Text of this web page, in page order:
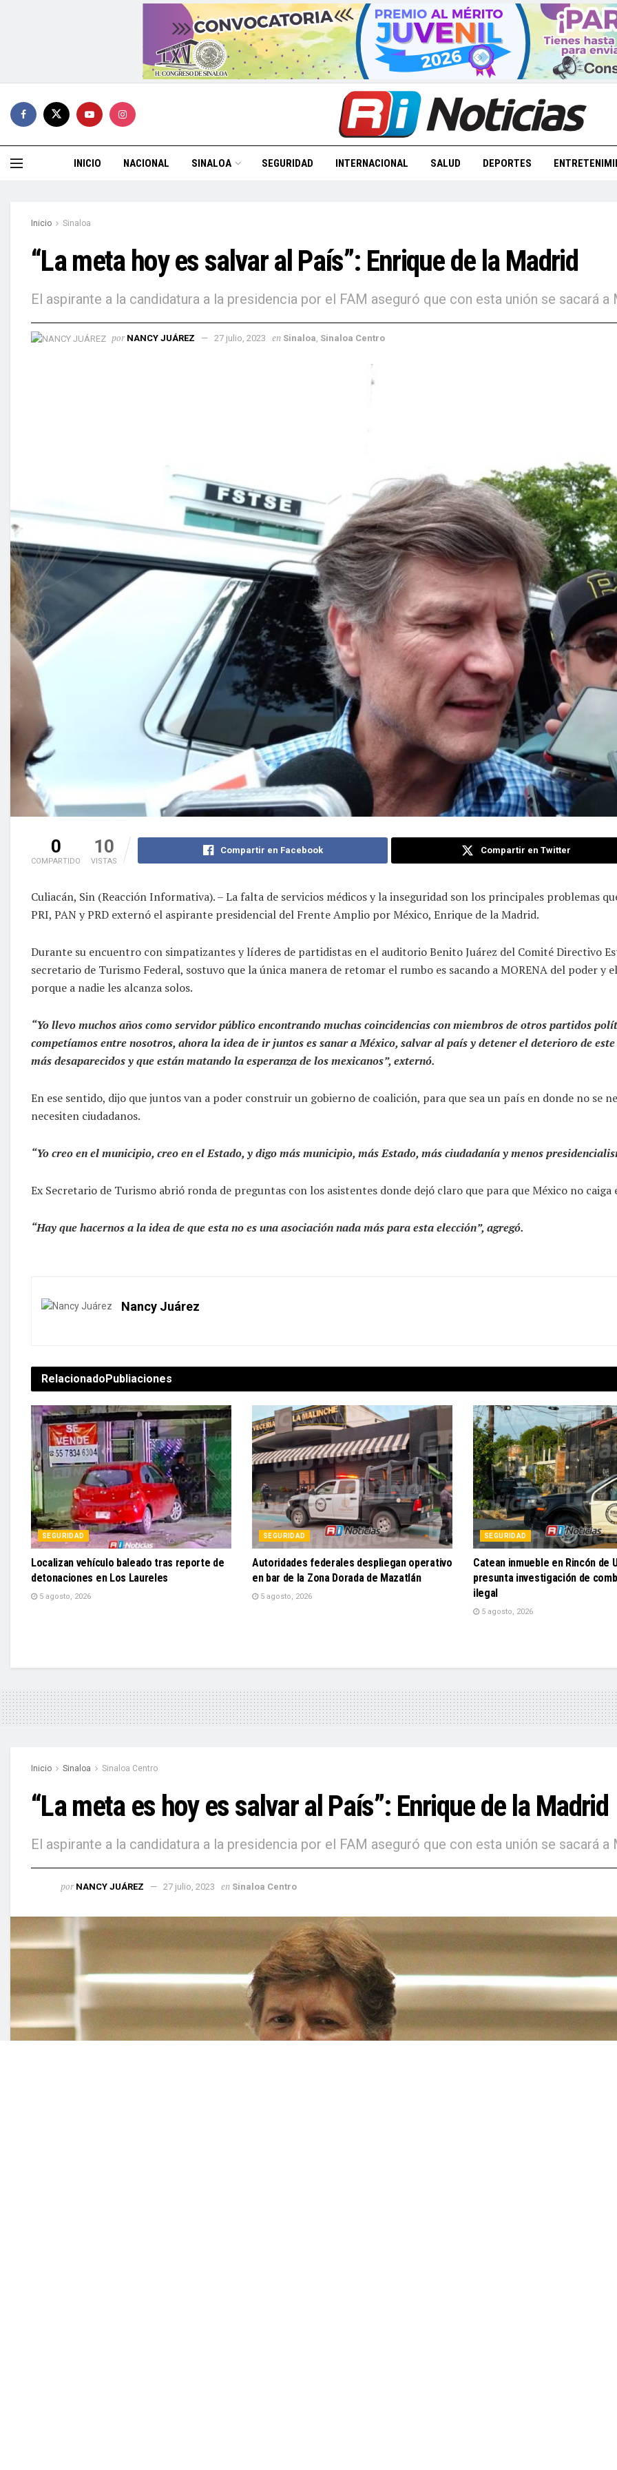
INICIO NACIONAL SINALOA SEGURIDAD INTERNACIONAL SALUD DEPORTES
Inicio Sinaloa
“La meta hoy es salvar al País”: Enrique de la Madrid
El aspirante a la candidatura a la presidencia por el FAM aseguró que con esta unión se sacará
por NANCY JUÁREZ 27 julio, 2023 en Sinaloa, Sinaloa Centro
0
COMPARTIDO
10
VISTAS
Compartir en Facebook Compartir en Twitter
Culiacán, Sin (Reacción Informativa). – La falta de servicios médicos y la inseguridad son los principales problemas
PRI, PAN y PRD externó el aspirante presidencial del Frente Amplio por México, Enrique de la Madrid.
Durante su encuentro con simpatizantes y líderes de partidistas en el auditorio Benito Juárez del Comité Directivo
secretario de Turismo Federal, sostuvo que la única manera de retomar el rumbo es sacando a MORENA del poder y
porque a nadie les alcanza solos.
“Yo llevo muchos años como servidor público encontrando muchas coincidencias con miembros de otros partidos
competíamos entre nosotros, ahora la idea de ir juntos es sanar a México, salvar al país y detener el deterioro de
más desaparecidos y que están matando la esperanza de los mexicanos”, externó.
En ese sentido, dijo que juntos van a poder construir un gobierno de coalición, para que sea un país en donde no se
necesiten ciudadanos.
“Yo creo en el municipio, creo en el Estado, y digo más municipio, más Estado, más ciudadanía y menos
Ex Secretario de Turismo abrió ronda de preguntas con los asistentes donde dejó claro que para que México no
“Hay que hacernos a la idea de que esta no es una asociación nada más para esta elección”, agregó.
Nancy Juárez
RelacionadoPubliaciones
SEGURIDAD
Localizan vehículo baleado tras reporte de
detonaciones en Los Laureles
5 agosto, 2026
SEGURIDAD
Autoridades federales despliegan operativo
en bar de la Zona Dorada de Mazatlán
5 agosto, 2026
SEGURIDAD
Catean inmueble en Rincón de
presunta investigación de
ilegal
5 agosto, 2026
Inicio Sinaloa Sinaloa Centro
“La meta es hoy es salvar al País”: Enrique de la Madrid
El aspirante a la candidatura a la presidencia por el FAM aseguró que con esta unión se sacará a
por NANCY JUÁREZ 27 julio, 2023 en Sinaloa Centro